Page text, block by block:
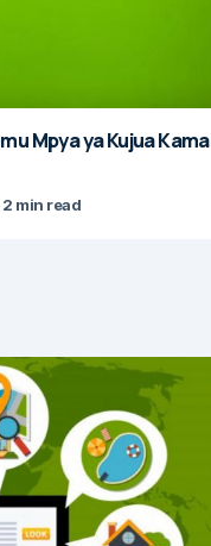
Mpya ya Kujua Kama
2 min read